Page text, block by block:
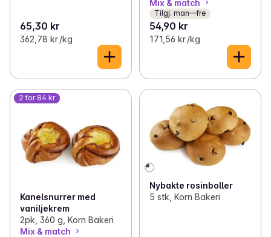
65,30 kr
362,78 kr /kg
Mix & match
Tilgj. man—fre
54,90 kr
171,56 kr /kg
2 for 84 kr
Kanelsnurrer med
vaniljekrem
2pk, 360 g, Korn Bakeri
Mix & match
Nybakte rosinboller
5 stk, Korn Bakeri